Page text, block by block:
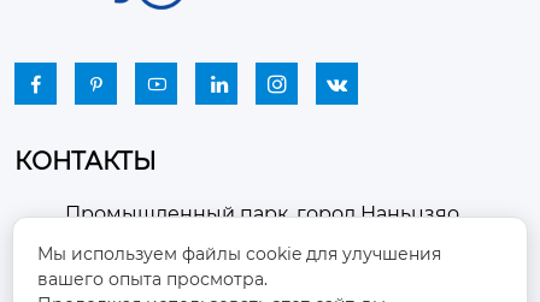
     
КОНТАКТЫ

Промышленный парк, город Наньцзяо,
район Чжоуцунь, город Цзыбо, провинция
Шаньдун
Мы используем файлы cookie для улучшения
вашего опыта просмотра.